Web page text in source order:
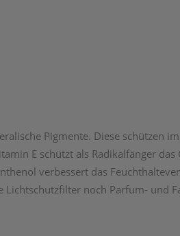
Pigmente. Diese schützen
E schützt als Radikalfänger
verbessert das
noch Parfum- und